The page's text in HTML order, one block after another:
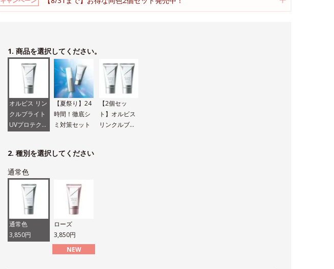
1. 商品を選択してください。
オルビス リン
クルブライト
UVプロテクタ
【夏祭り】24
時間！徹底シ
ミ対策セット
【2個セッ
ト】オルビス
リンクルブラ
2. 種別を選択してください
通常色
通常色
3,850円
ローズ
3,850円
NEW